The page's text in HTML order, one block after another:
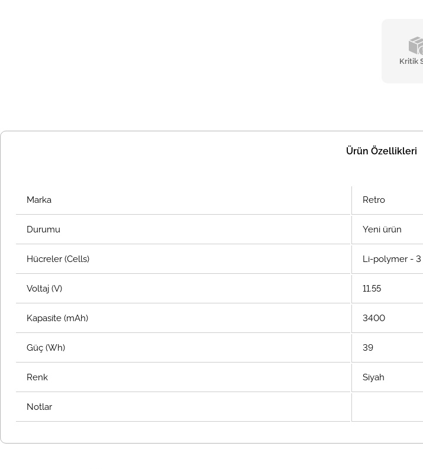
Kritik
Ürün Özellikleri
Marka Retro
Durumu Yeni ürün
Hücreler (Cells) Li-polymer - 3
Voltaj (V) 11.55
Kapasite (mAh) 3400
Güç (Wh) 39
Renk Siyah
Notlar